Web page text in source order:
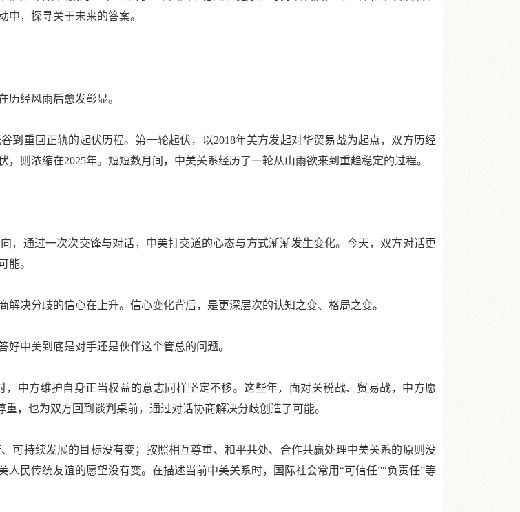
中，探寻关于未来的答案。
经风雨后愈发彰显。
重回正轨的起伏历程。第一轮起伏，以2018年美方发起对华贸易战为起点，双方历经
则浓缩在2025年。短短数月间，中美关系经历了一轮从山雨欲来到重趋稳定的过程。
通过一次次交锋与对话，中美打交道的心态与方式渐渐发生变化。今天，双方对话更
能。
分歧的信心在上升。信心变化背后，是更深层次的认知之变、格局之变。
中美到底是对手还是伙伴这个管总的问题。
方维护自身正当权益的意志同样坚定不移。这些年，面对关税战、贸易战，中方愿
，也为双方回到谈判桌前，通过对话协商解决分歧创造了可能。
持续发展的目标没有变；按照相互尊重、和平共处、合作共赢处理中美关系的原则没
民传统友谊的愿望没有变。在描述当前中美关系时，国际社会常用“可信任”“负责任”等